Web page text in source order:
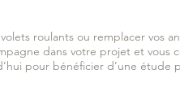
roulants ou remplacer vos
dans votre projet et vous
pour bénéficier d’une étude